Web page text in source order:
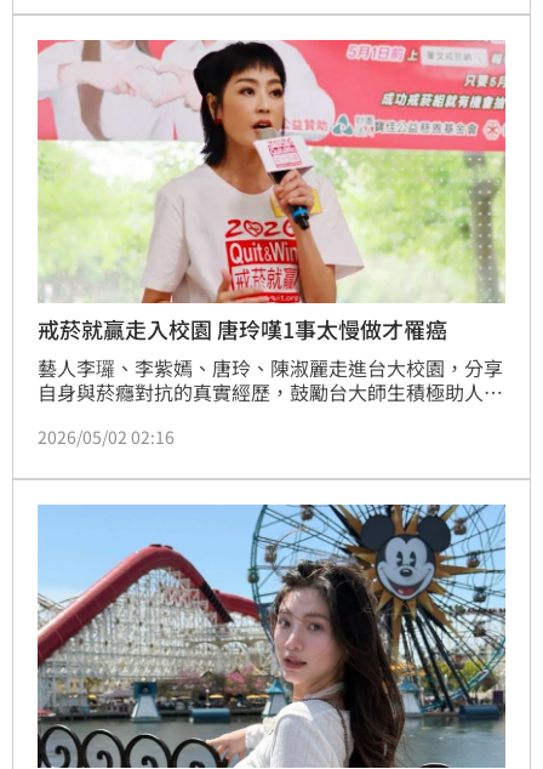
戒菸就贏走入校園 唐玲嘆1事太慢做才罹癌
藝人李㼈、李紫嫣、唐玲、陳淑麗走進台大校園，分享
自身與菸癮對抗的真實經歷，鼓勵台大師生積極助人戒
年不間斷，最後雖然成功戒菸，卻也因行動太晚，被醫
2026/05/02 02:16